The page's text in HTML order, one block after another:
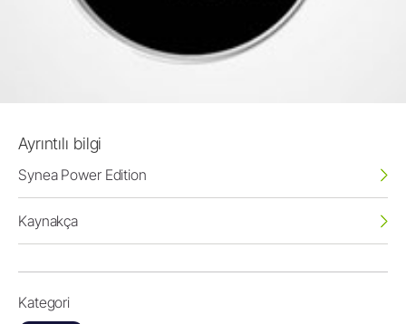
Ayrıntılı bilgi
Synea Power Edition
Kaynakça
Kategori